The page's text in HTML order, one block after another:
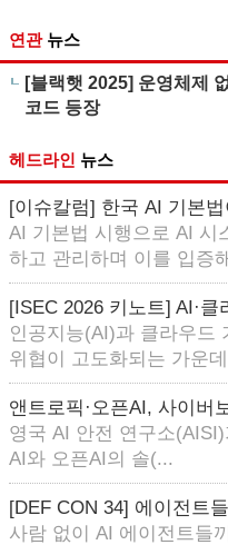
연관 뉴스
[블랙햇 2025] 운영체제
코드 등장
헤드라인 뉴스
[이슈칼럼] 한국 AI 기본
AI 기본법 시행으로 AI 시
하고 관리하며 이를 입증
[ISEC 2026 키노트] AI·
인공지능(AI)과 클라우드
위협이 고도화되는 가운
앤트로픽·오픈AI, 사이버
영국 AI 안전 연구소
AI와 오픈AI의 솔(...
[DEF CON 34] 에이전트
사람 없이 AI 에이전트들